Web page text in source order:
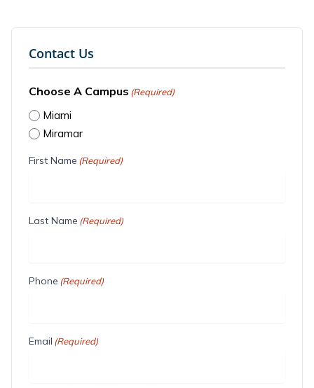
Contact Us
Choose A Campus (Required)
Miami
Miramar
First Name (Required)
Last Name (Required)
Phone (Required)
Email (Required)